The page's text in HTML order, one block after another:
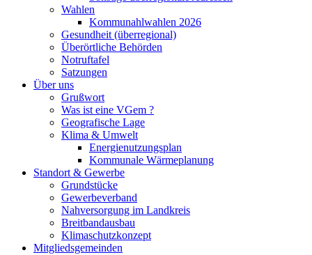
Wahlen
Kommunahlwahlen 2026
Gesundheit (überregional)
Überörtliche Behörden
Notruftafel
Satzungen
Über uns
Grußwort
Was ist eine VGem ?
Geografische Lage
Klima & Umwelt
Energienutzungsplan
Kommunale Wärmeplanung
Standort & Gewerbe
Grundstücke
Gewerbeverband
Nahversorgung im Landkreis
Breitbandausbau
Klimaschutzkonzept
Mitgliedsgemeinden